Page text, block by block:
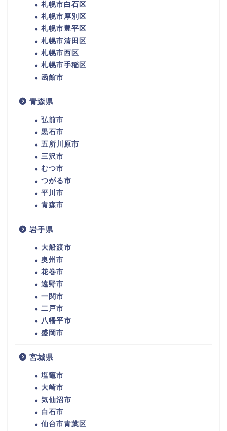
札幌市白石区
札幌市厚別区
札幌市豊平区
札幌市清田区
札幌市西区
札幌市手稲区
函館市
青森県
弘前市
黒石市
五所川原市
三沢市
むつ市
つがる市
平川市
青森市
岩手県
大船渡市
奥州市
花巻市
遠野市
一関市
二戸市
八幡平市
盛岡市
宮城県
塩竈市
大崎市
気仙沼市
白石市
仙台市青葉区